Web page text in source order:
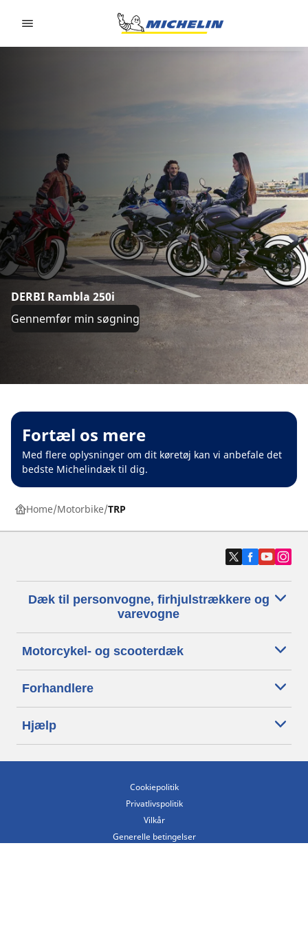
DERBI Rambla 250i
Gennemfør min søgning
Fortæl os mere
Med flere oplysninger om dit køretøj kan vi anbefale det
bedste Michelindæk til dig.
Home Motorbike TRP
Dæk til personvogne, firhjulstrækkere og
varevogne
Motorcykel- og scooterdæk
Forhandlere
Hjælp
Cookiepolitik
Privatlivspolitik
Vilkår
Generelle betingelser